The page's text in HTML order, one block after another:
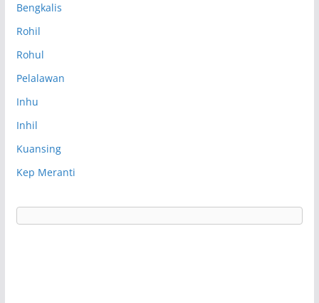
Bengkalis
Rohil
Rohul
Pelalawan
Inhu
Inhil
Kuansing
Kep Meranti